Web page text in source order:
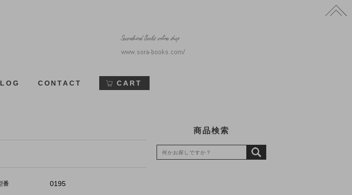
CONTACT CART
番 0195
商品検索